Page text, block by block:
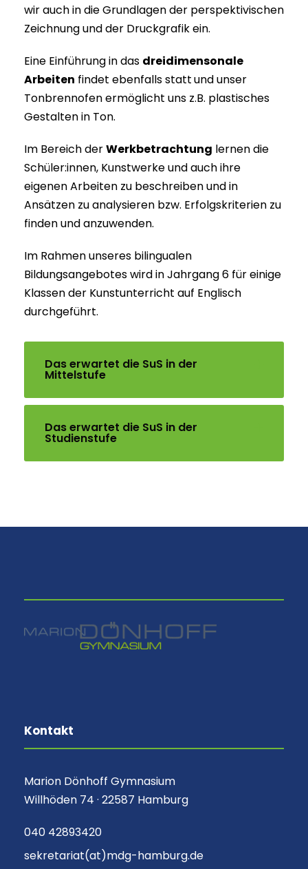
wir auch in die Grundlagen der perspektivischen
Zeichnung und der Druckgrafik ein.
Eine Einführung in das dreidimensonale
Arbeiten findet ebenfalls stattund unser
Tonbrennofen ermöglicht uns z.B. plastisches
Gestalten in Ton.
Im Bereich derWerkbetrachtung lernen die
Schüler:innen, Kunstwerke und auch ihre
eigenen Arbeiten zu beschreiben und in
Ansätzen zu analysieren bzw. Erfolgskriterien zu
finden und anzuwenden.
Im Rahmen unseres bilingualen
Bildungsangebotes wird in Jahrgang 6 für einige
Klassen der Kunstunterricht auf Englisch
durchgeführt.
Das erwartet die SuS in der
Mittelstufe
Das erwartet die SuS in der
Studienstufe
Kontakt
Marion Dönhoff Gymnasium
Willhöden 74 · 22587 Hamburg
040 42893420
sekretariat(at)mdg-hamburg.de